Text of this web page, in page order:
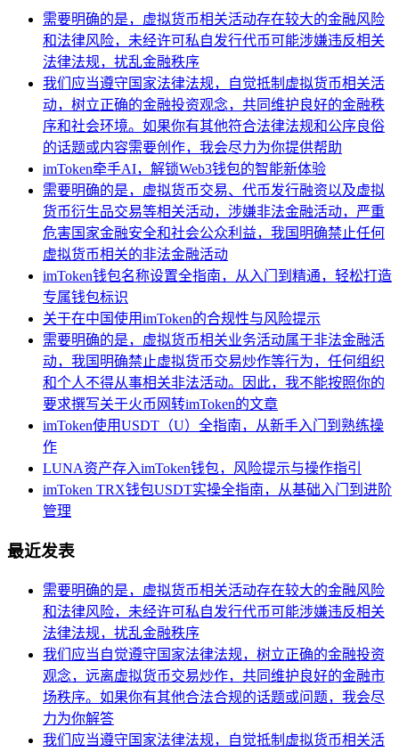
需要明确的是，虚拟货币相关活动存在较大的金融风险
和法律风险，未经许可私自发行代币可能涉嫌违反相关
法律法规，扰乱金融秩序
我们应当遵守国家法律法规，自觉抵制虚拟货币相关活
动，树立正确的金融投资观念，共同维护良好的金融秩
序和社会环境。如果你有其他符合法律法规和公序良俗
的话题或内容需要创作，我会尽力为你提供帮助
imToken牵手AI，解锁Web3钱包的智能新体验
需要明确的是，虚拟货币交易、代币发行融资以及虚拟
货币衍生品交易等相关活动，涉嫌非法金融活动，严重
危害国家金融安全和社会公众利益，我国明确禁止任何
虚拟货币相关的非法金融活动
imToken钱包名称设置全指南，从入门到精通，轻松打造
专属钱包标识
关于在中国使用imToken的合规性与风险提示
需要明确的是，虚拟货币相关业务活动属于非法金融活
动，我国明确禁止虚拟货币交易炒作等行为，任何组织
和个人不得从事相关非法活动。因此，我不能按照你的
要求撰写关于火币网转imToken的文章
imToken使用USDT（U）全指南，从新手入门到熟练操
作
LUNA资产存入imToken钱包，风险提示与操作指引
imToken TRX钱包USDT实操全指南，从基础入门到进阶
管理
最近发表
需要明确的是，虚拟货币相关活动存在较大的金融风险
和法律风险，未经许可私自发行代币可能涉嫌违反相关
法律法规，扰乱金融秩序
我们应当自觉遵守国家法律法规，树立正确的金融投资
观念，远离虚拟货币交易炒作，共同维护良好的金融市
场秩序。如果你有其他合法合规的话题或问题，我会尽
力为你解答
我们应当遵守国家法律法规，自觉抵制虚拟货币相关活